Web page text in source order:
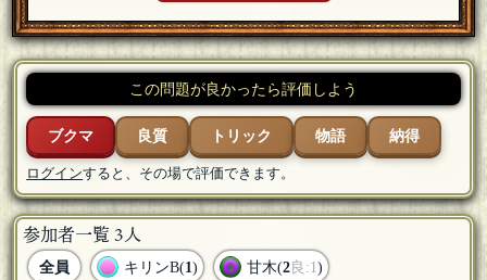
この問題が良かったら評価しよう
ブクマ 良質 トリック 物語 納得
ログインすると、その場で評価できます。
参加者一覧 3人
全員 キリンB(1) 甘木(2良:1)